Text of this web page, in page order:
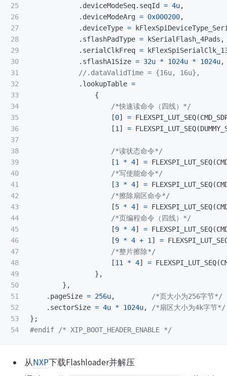
25
26
27
28
29
30
31
32
33
34
35
36
37
38
39
40
41
42
43
44
45
46
47
48
49
50
51
52
53
. deviceModeSeq. seqId = 4u,
. deviceModeArg = 0x000200,
. deviceType =
. sflashPadType = kSerialFlash_4Pads ,
. serialClkFreq =
. sflashA1Size = 32u * 1024u * 1024u,
//.dataValidTime = {16u, 16u},
. lookupTable =
{
/*快速读命令（四线）*/
[0] = FLEXSPI_LUT_SEQ(
[1 ] = FLEXSPI_LUT_SEQ(
/*读状态命令*/
[1 * 4] = FLEXSPI_LUT_SEQ(
/*写使能命令*/
[3 * 4] = FLEXSPI_LUT_SEQ(
/*擦除扇区命令*/
[5 * 4] = FLEXSPI_LUT_SEQ(
/*页编程命令（四线）*/
[9 * 4] = FLEXSPI_LUT_SEQ(
[9 * 4 + 1 ] =
/*整片擦除*/
[11 * 4] = FLEXSPI_LUT_SEQ(
},
},
. pageSize = 256u,
/*页大小为256字节*/
. sectorSize = 4u * 1024u,
/*扇区大小为4k字节*/
};
#endif
/* XIP_BOOT_HEADER_ENABLE */
从NXP下载Flashloader并解压